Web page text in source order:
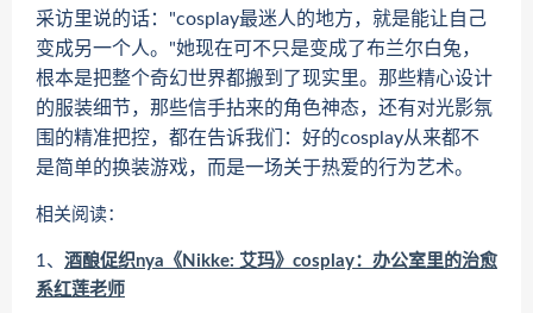
采访里说的话："cosplay最迷人的地方，就是能让自己
变成另一个人。"她现在可不只是变成了布兰尔白兔，
根本是把整个奇幻世界都搬到了现实里。那些精心设计
的服装细节，那些信手拈来的角色神态，还有对光影氛
围的精准把控，都在告诉我们：好的cosplay从来都不
是简单的换装游戏，而是一场关于热爱的行为艺术。
相关阅读：
1、 酒酿促织nya《Nikke: 艾玛》cosplay：办公室里的治愈
系红莲老师